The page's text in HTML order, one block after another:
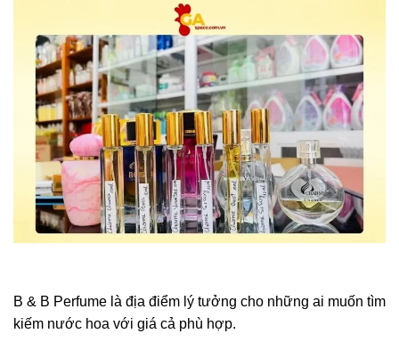
B & B Perfume là địa điểm lý tưởng cho những ai muốn tìm
kiếm nước hoa với giá cả phù hợp.